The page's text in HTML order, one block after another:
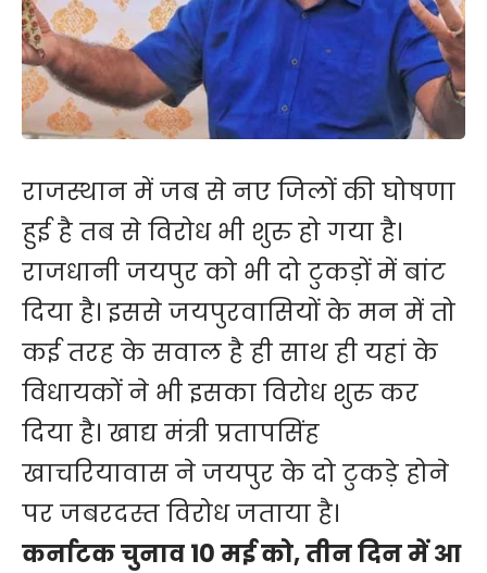
राजस्थान में जब से नए जिलों की घोषणा
हुई है तब से विरोध भी शुरु हो गया है।
राजधानी जयपुर को भी दो टुकड़ों में बांट
दिया है। इससे जयपुरवासियों के मन में तो
कई तरह के सवाल है ही साथ ही यहां के
विधायकों ने भी इसका विरोध शुरु कर
दिया है। खाद्य मंत्री प्रतापसिंह
खाचरियावास ने जयपुर के दो टुकड़े होने
पर जबरदस्त विरोध जताया है।
कर्नाटक चुनाव 10 मई को, तीन दिन में आ